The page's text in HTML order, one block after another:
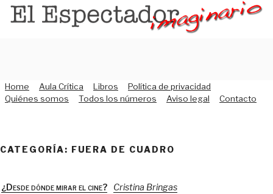
Saltar
Home Aula Crítica Libros
Política de privacidad
Quiénes somos
Todos los números Aviso legal Contacto
CATEGORÍA: FUERA DE CUADRO
¿Desde dónde mirar el cine?
Cristina Bringas